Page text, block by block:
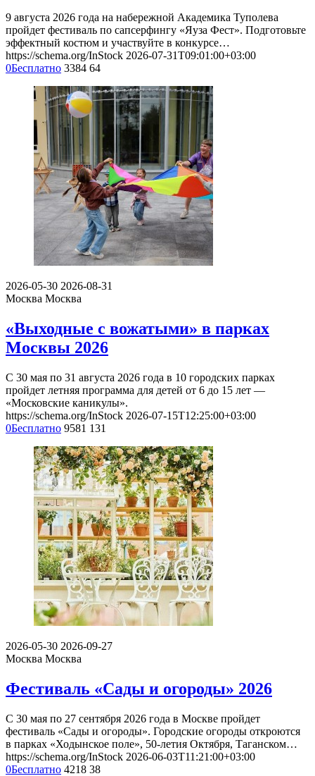
9 августа 2026 года на набережной Академика Туполева
пройдет фестиваль по сапсерфингу «Яуза Фест». Подготовьте
эффектный костюм и участвуйте в конкурсе…
https://schema.org/InStock 2026-07-31T09:01:00+03:00
0Бесплатно 3384 64
2026-05-30 2026-08-31
Москва Москва
«Выходные с вожатыми» в парках
Москвы 2026
С 30 мая по 31 августа 2026 года в 10 городских парках
пройдет летняя программа для детей от 6 до 15 лет —
«Московские каникулы».
https://schema.org/InStock 2026-07-15T12:25:00+03:00
0Бесплатно 9581 131
2026-05-30 2026-09-27
Москва Москва
Фестиваль «Сады и огороды» 2026
С 30 мая по 27 сентября 2026 года в Москве пройдет
фестиваль «Сады и огороды». Городские огороды откроются
в парках «Ходынское поле», 50-летия Октября, Таганском…
https://schema.org/InStock 2026-06-03T11:21:00+03:00
0Бесплатно 4218 38